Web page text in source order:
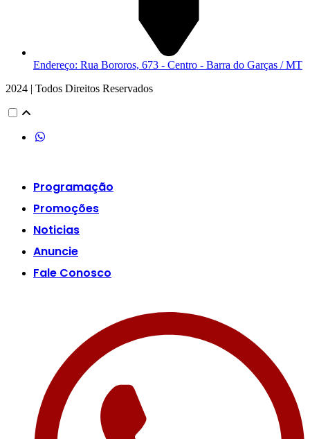
Endereço: Rua Bororos, 673 - Centro - Barra do Garças / MT
2024 | Todos Direitos Reservados
Programação
Promoções
Noticias
Anuncie
Fale Conosco